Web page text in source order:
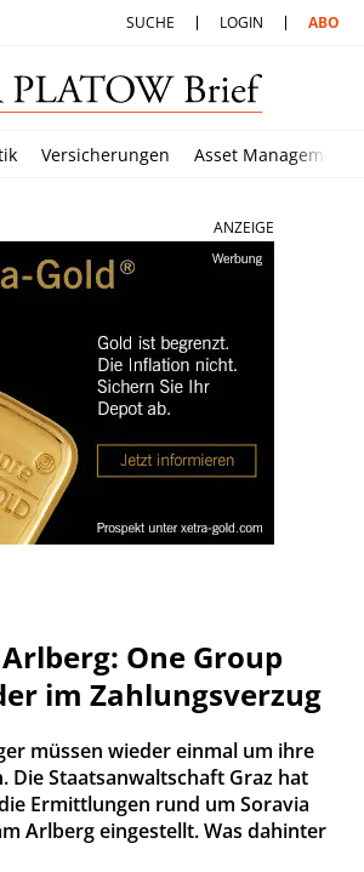
SUCHE LOGIN ABO
Versicherungen Asset Management
ANZEIGE
One Group
im Zahlungsverzug
müssen wieder einmal um ihre
Die Staatsanwaltschaft Graz hat
Ermittlungen rund um Soravia
Arlberg eingestellt. Was dahinter